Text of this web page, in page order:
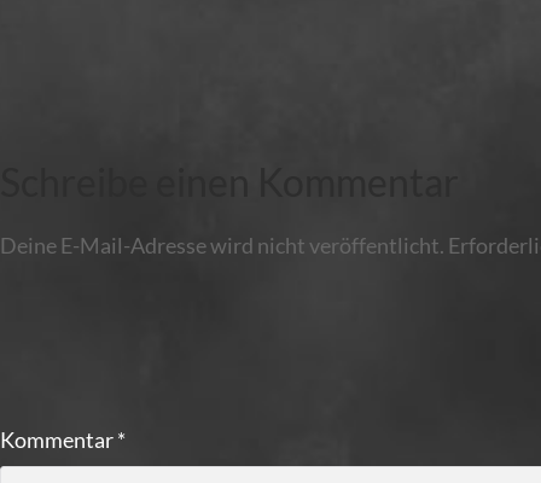
Deine E-Mail-Adresse wird nicht veröffentlicht.
Kommentar*